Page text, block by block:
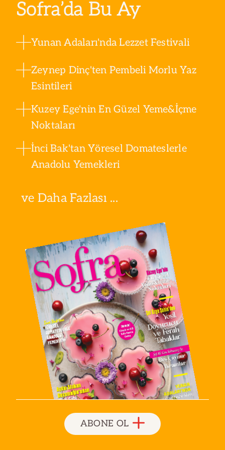
Sofra’da Bu Ay
Yunan Adaları'nda Lezzet Festivali
Zeynep Dinç'ten Pembeli Morlu Yaz
Esintileri
Kuzey Ege'nin En Güzel Yeme&İçme
Noktaları
İnci Bak'tan Yöresel Domateslerle
Anadolu Yemekleri
ve Daha Fazlası ...
ABONE OL